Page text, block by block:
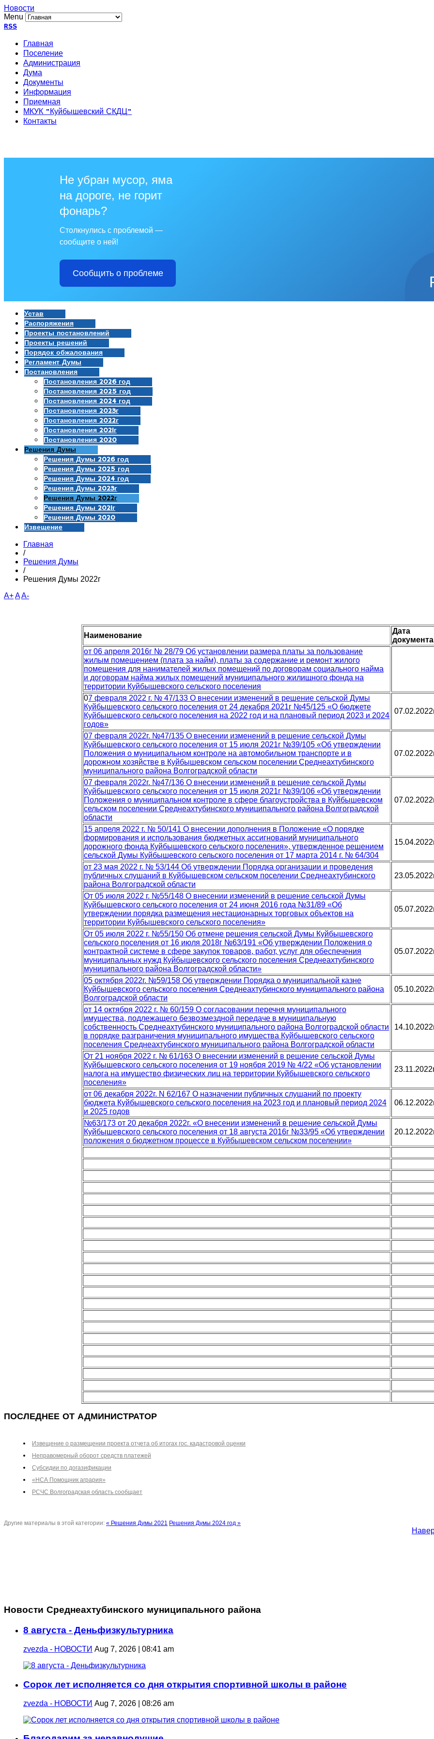
Новости
Menu
RSS
Главная
Поселение
Администрация
Дума
Документы
Информация
Приемная
МКУК "Куйбышевский СКДЦ"
Контакты
Не убран мусор, яма
на дороге, не горит
фонарь?
Столкнулись с проблемой —
сообщите о ней!
Сообщить о проблеме
Устав
Распоряжения
Проекты постановлений
Проекты решений
Порядок обжалования
Регламент Думы
Постановления
Постановления 2026 год
Постановления 2025 год
Постановления 2024 год
Постановления 2023г
Постановления 2022г
Постановления 2021г
Постановления 2020
Решения Думы
Решения Думы 2026 год
Решения Думы 2025 год
Решения Думы 2024 год
Решения Думы 2023г
Решения Думы 2022г
Решения Думы 2021г
Решения Думы 2020
Извещение
Главная
/
Решения Думы
/
Решения Думы 2022г
A+AA-
Наименование
Дата
документа
от 06 апреля 2016г № 28/79 Об установлении размера платы за пользование
жилым помещением (плата за найм), платы за содержание и ремонт жилого
помещения для нанимателей жилых помещений по договорам социального найма
и договорам найма жилых помещений муниципального жилищного фонда на
территории Куйбышевского сельского поселения
07 февраля 2022 г. № 47/133 О внесении изменений в решение сельской Думы
Куйбышевского сельского поселения от 24 декабря 2021г №45/125 «О бюджете
Куйбышевского сельского поселения на 2022 год и на плановый период 2023 и 2024
годов»
07 февраля 2022г. №47/135 О внесении изменений в решение сельской Думы
Куйбышевского сельского поселения от 15 июля 2021г №39/105 «Об утверждении
Положения о муниципальном контроле на автомобильном транспорте и в
дорожном хозяйстве в Куйбышевском сельском поселении Среднеахтубинского
муниципального района Волгоградской области
07 февраля 2022г. №47/136 О внесении изменений в решение сельской Думы
Куйбышевского сельского поселения от 15 июля 2021г №39/106 «Об утверждении
Положения о муниципальном контроле в сфере благоустройства в Куйбышевском
сельском поселении Среднеахтубинского муниципального района Волгоградской
области
15 апреля 2022 г. № 50/141 О внесении дополнения в Положение «О порядке
формирования и использования бюджетных ассигнований муниципального
дорожного фонда Куйбышевского сельского поселения», утвержденное решением
сельской Думы Куйбышевского сельского поселения от 17 марта 2014 г. № 64/304
от 23 мая 2022 г. № 53/144 Об утверждении Порядка организации и проведения
публичных слушаний в Куйбышевском сельском поселении Среднеахтубинского
района Волгоградской области
От 05 июля 2022 г. №55/148 О внесении изменений в решение сельской Думы
Куйбышевского сельского поселения от 24 июня 2016 года №31/89 «Об
утверждении порядка размещения нестационарных торговых объектов на
территории Куйбышевского сельского поселения»
От 05 июля 2022 г. №55/150 Об отмене решения сельской Думы Куйбышевского
сельского поселения от 16 июля 2018г №63/191 «Об утверждении Положения о
контрактной системе в сфере закупок товаров, работ, услуг для обеспечения
муниципальных нужд Куйбышевского сельского поселения Среднеахтубинского
муниципального района Волгоградской области»
05 октября 2022г. №59/158 Об утверждении Порядка о муниципальной казне
Куйбышевского сельского поселения Среднеахтубинского муниципального района
Волгоградской области
от 14 октября 2022 г. № 60/159 О согласовании перечня муниципального
имущества, подлежащего безвозмездной передаче в муниципальную
собственность Среднеахтубинского муниципального района Волгоградской области
в порядке разграничения муниципального имущества Куйбышевского сельского
поселения Среднеахтубинского муниципального района Волгоградской области
От 21 ноября 2022 г. № 61/163 О внесении изменений в решение сельской Думы
Куйбышевского сельского поселения от 19 ноября 2019 № 4/22 «Об установлении
налога на имущество физических лиц на территории Куйбышевского сельского
поселения»
от 06 декабря 2022г. N 62/167 О назначении публичных слушаний по проекту
бюджета Куйбышевского сельского поселения на 2023 год и плановый период 2024
и 2025 годов
№63/173 от 20 декабря 2022г. «О внесении изменений в решение сельской Думы
Куйбышевского сельского поселения от 18 августа 2016г №33/95 «Об утверждении
положения о бюджетном процессе в Куйбышевском сельском поселении»
ПОСЛЕДНЕЕ ОТ АДМИНИСТРАТОР
Извещение о размещении проекта отчета об итогах гос. кадастровой оценки
Неправомерный оборот средств платежей
Субсидии по догазификации
«НСА Помощник агрария»
РСЧС Волгоградская область сообщает
Другие материалы в этой категории: « Решения Думы 2021 Решения Думы 2024 год »
Новости Среднеахтубинского муниципального района
8 августа - Деньфизкультурника
zvezda - НОВОСТИ Aug 7, 2026 | 08:41 am
Сорок лет исполняется со дня открытия спортивной школы в районе
zvezda - НОВОСТИ Aug 7, 2026 | 08:26 am